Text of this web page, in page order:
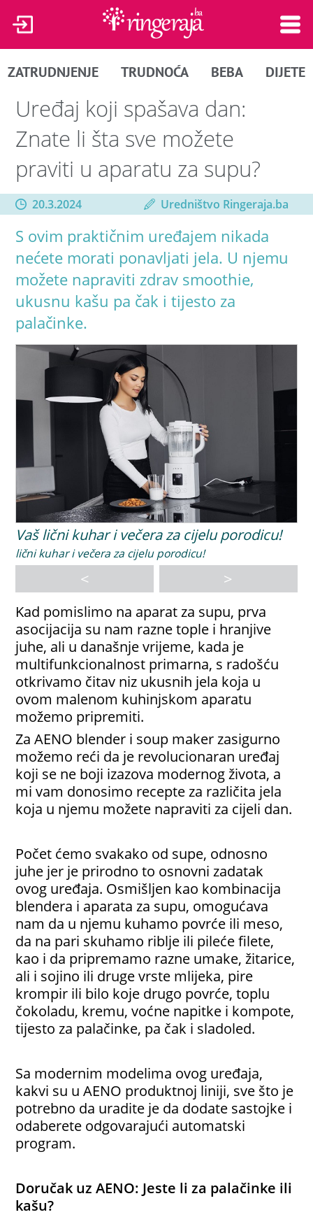
ZATRUDNJENJE TRUDNOĆA BEBA DIJETE
Uređaj koji spašava dan:
Znate li šta sve možete
praviti u aparatu za supu?
20.3.2024 Uredništvo Ringeraja.ba
S ovim praktičnim uređajem nikada
nećete morati ponavljati jela. U njemu
možete napraviti zdrav smoothie,
ukusnu kašu pa čak i tijesto za
palačinke.
Vaš lični kuhar i večera za cijelu porodicu!
lični kuhar i večera za cijelu porodicu!
< >
Kad pomislimo na aparat za supu, prva
asocijacija su nam razne tople i hranjive
juhe, ali u današnje vrijeme, kada je
multifunkcionalnost primarna, s radošću
otkrivamo čitav niz ukusnih jela koja u
ovom malenom kuhinjskom aparatu
možemo pripremiti.
Za AENO blender i soup maker zasigurno
možemo reći da je revolucionaran uređaj
koji se ne boji izazova modernog života, a
mi vam donosimo recepte za različita jela
koja u njemu možete napraviti za cijeli dan.
Počet ćemo svakako od supe, odnosno
juhe jer je prirodno to osnovni zadatak
ovog uređaja. Osmišljen kao kombinacija
blendera i aparata za supu, omogućava
nam da u njemu kuhamo povrće ili meso,
da na pari skuhamo riblje ili pileće filete,
kao i da pripremamo razne umake, žitarice,
ali i sojino ili druge vrste mlijeka, pire
krompir ili bilo koje drugo povrće, toplu
čokoladu, kremu, voćne napitke i kompote,
tijesto za palačinke, pa čak i sladoled.
Sa modernim modelima ovog uređaja,
kakvi su u AENO produktnoj liniji, sve što je
potrebno da uradite je da dodate sastojke i
odaberete odgovarajući automatski
program.
Doručak uz AENO: Jeste li za palačinke ili
kašu?